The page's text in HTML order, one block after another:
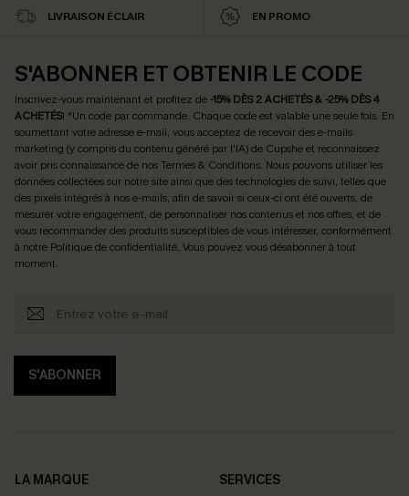
LIVRAISON ÉCLAIR EN PROMO
S'ABONNER ET OBTENIR LE CODE
Inscrivez-vous maintenant et profitez de -15% DÈS 2 ACHETÉS & -25% DÈS 4
ACHETÉS! *Un code par commande. Chaque code est valable une seule fois. En
soumettant votre adresse e-mail, vous acceptez de recevoir des e-mails
marketing (y compris du contenu généré par l'IA) de Cupshe et reconnaissez
avoir pris connaissance de nosTermes & Conditions. Nous pouvons utiliser les
données collectées sur notre site ainsi que des technologies de suivi, telles que
des pixels intégrés à nos e-mails, afin de savoir si ceux-ci ont été ouverts, de
mesurer votre engagement, de personnaliser nos contenus et nos offres, et de
vous recommander des produits susceptibles de vous intéresser, conformément
à notre Politique de confidentialité. Vous pouvez vous désabonner à tout
moment.
S'ABONNER
LA MARQUE
SERVICES